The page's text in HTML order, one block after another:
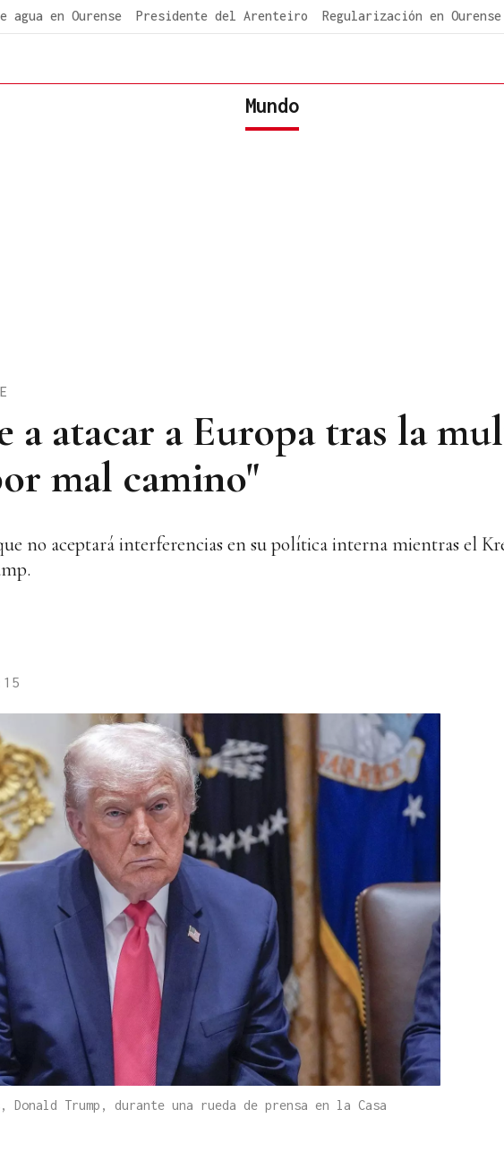
agua en Ourense Presidente del Arenteiro Regularización en Ourense
Mundo
a atacar a Europa tras la
mal camino"
no aceptará interferencias en su política interna mientras el
Trump, durante una rueda de prensa en la Casa